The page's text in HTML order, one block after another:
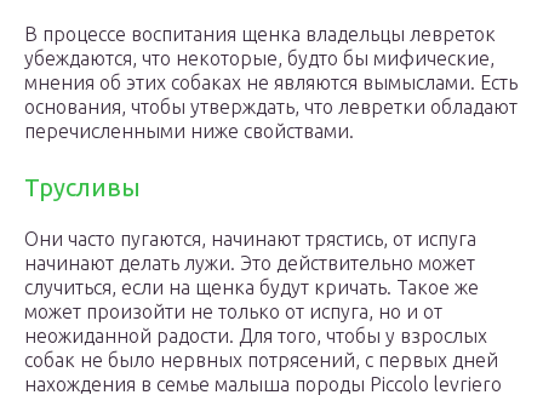
В процессе воспитания щенка владельцы левреток
убеждаются, что некоторые, будто бы мифические,
мнения об этих собаках не являются вымыслами. Есть
основания, чтобы утверждать, что левретки обладают
перечисленными ниже свойствами.
Трусливы
Они часто пугаются, начинают трястись, от испуга
начинают делать лужи. Это действительно может
случиться, если на щенка будут кричать. Такое же
может произойти не только от испуга, но и от
неожиданной радости. Для того, чтобы у взрослых
собак не было нервных потрясений, с первых дней
нахождения в семье малыша породы Piccolo levriero